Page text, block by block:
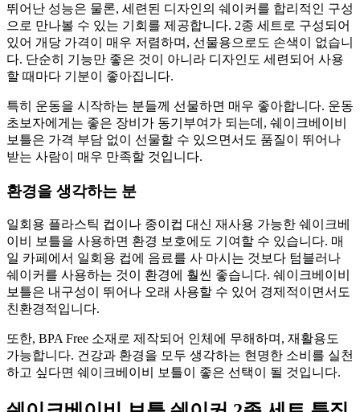
뛰어난 성능은 물론, 세련된 디자인의 쉐이커를 합리적인 구성
으로 만나볼 수 있는 기회를 제공합니다. 2종 세트로 구성되어
있어 개당 가격이 매우 저렴하며, 선물용으로도 손색이 없습니
다. 단순히 기능만 좋은 것이 아니라 디자인도 세련되어 사용
할 때마다 기분이 좋아집니다.
특히 운동을 시작하는 분들께 선물하면 매우 좋아합니다. 운동
초보자에게는 좋은 장비가 동기부여가 되는데, 쉐이크베이비
보틀은 가격 부담 없이 선물할 수 있으면서도 품질이 뛰어나
받는 사람이 매우 만족할 것입니다.
환경을 생각하는 분
일회용 플라스틱 컵이나 종이컵 대신 재사용 가능한 쉐이크베
이비 보틀을 사용하면 환경 보호에도 기여할 수 있습니다. 매
일 카페에서 일회용 컵에 음료를 사 마시는 것보다 텀블러나
쉐이커를 사용하는 것이 환경에 훨씬 좋습니다. 쉐이크베이비
보틀은 내구성이 뛰어나 오래 사용할 수 있어 경제적이면서도
친환경적입니다.
또한, BPA Free 소재로 제작되어 인체에 무해하며, 재활용도
가능합니다. 건강과 환경을 모두 생각하는 현명한 소비를 실천
하고 싶다면 쉐이크베이비 보틀이 좋은 선택이 될 것입니다.